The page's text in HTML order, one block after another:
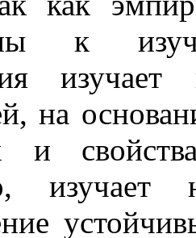
к
изучает
на
и